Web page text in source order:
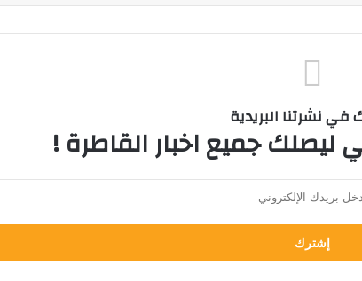
في نشرتنا البريدية
ليصلك جميع اخبار القاطرة !